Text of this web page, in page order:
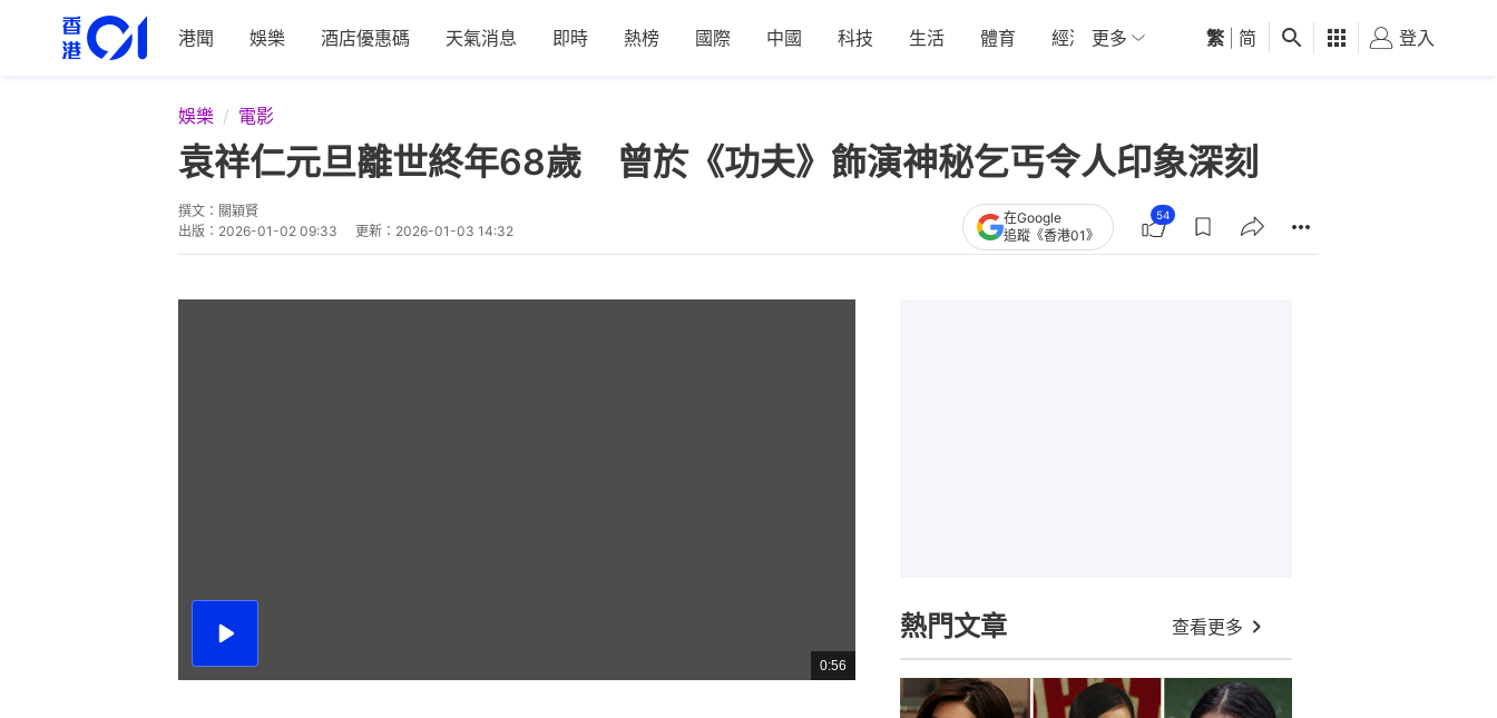
港聞 娛樂 酒店優惠碼 天氣消息 即時 熱榜 國際 中國 科技 生活 體育 經濟 01深圳 觀點 健康 好食玩飛
更多 繁 简 登入
娛樂 電影
袁祥仁元旦離世終年68歲 曾於《功夫》飾演神秘乞丐令人印象深刻
撰文： 關穎賢
出版： 2026-01-02 09:33 更新： 2026-01-03 14:32
在Google
追蹤《香港01》
54
播
總
共
0:56
熱門文章 查看更多